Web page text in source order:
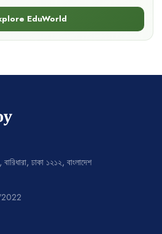
EduWorld
ঢাকা ১২১২, বাংলাদেশ